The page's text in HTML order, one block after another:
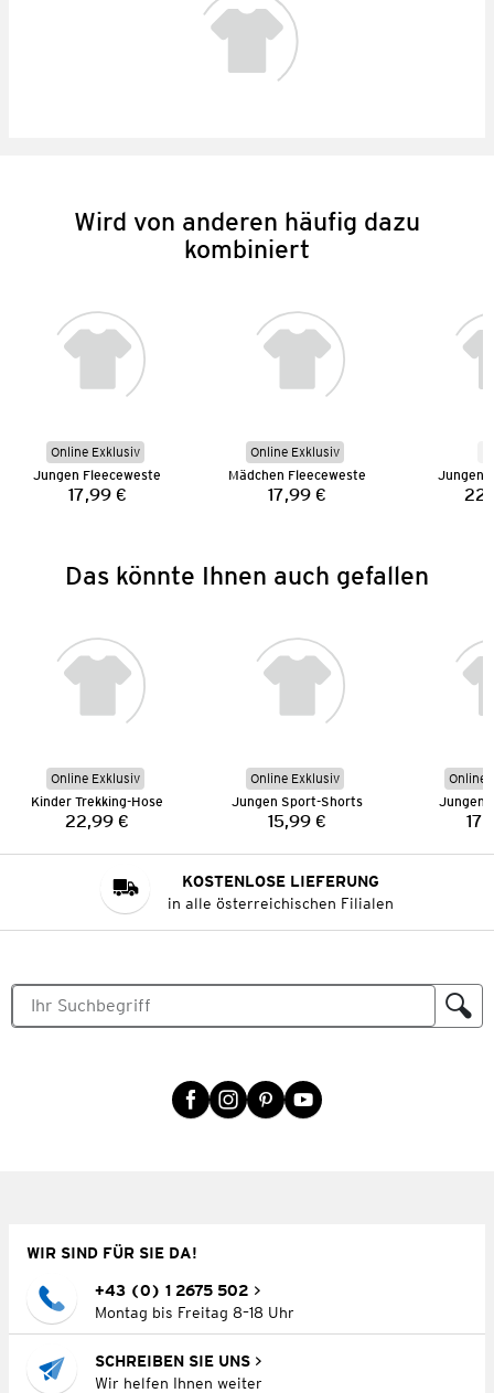
Wird von anderen häufig dazu
kombiniert
Online Exklusiv
Jungen Fleeceweste
Preis:
17,99 €
Online Exklusiv
Mädchen Fleeceweste
Preis:
17,99 €
Jungen
Das könnte Ihnen auch gefallen
Online Exklusiv
Kinder Trekking-Hose
Preis:
22,99 €
Online Exklusiv
Jungen Sport-Shorts
Preis:
15,99 €
Online
Jungen
KOSTENLOSE LIEFERUNG
in alle österreichischen Filialen
WIR SIND FÜR SIE DA!
+43 (0) 1 2675 502
Montag bis Freitag 8–18 Uhr
SCHREIBEN SIE UNS
Wir helfen Ihnen weiter